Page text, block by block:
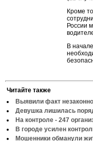
Кроме
России
В
Читайте также
Выявили факт
Девушка лишилась
На контроле - 247
В городе усилен
Мошенники обманули